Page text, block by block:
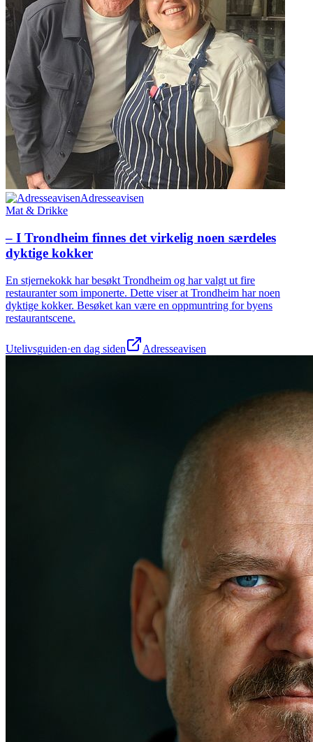
Adresseavisen
Mat & Drikke
– I Trondheim finnes det virkelig noen særdeles
dyktige kokker
En stjernekokk har besøkt Trondheim og har valgt ut fire
restauranter som imponerte. Dette viser at Trondheim har noen
dyktige kokker. Besøket kan være en oppmuntring for byens
restaurantscene.
Utelivsguiden·en dag siden Adresseavisen